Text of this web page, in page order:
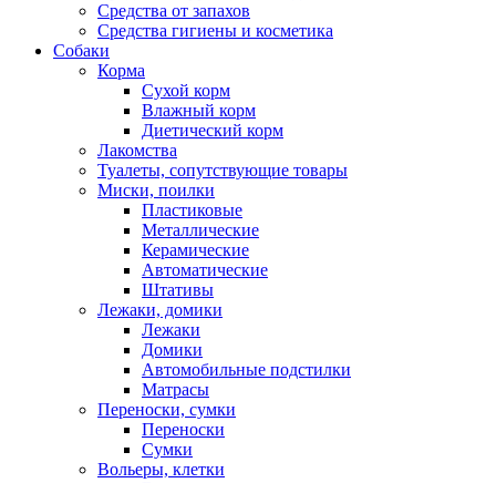
Средства от запахов
Средства гигиены и косметика
Собаки
Корма
Сухой корм
Влажный корм
Диетический корм
Лакомства
Туалеты, сопутствующие товары
Миски, поилки
Пластиковые
Металлические
Керамические
Автоматические
Штативы
Лежаки, домики
Лежаки
Домики
Автомобильные подстилки
Матрасы
Переноски, сумки
Переноски
Сумки
Вольеры, клетки